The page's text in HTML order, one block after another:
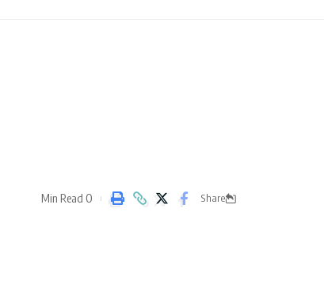
Share
0 Min Read